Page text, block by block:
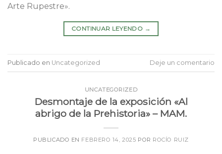
Arte Rupestre».
CONTINUAR LEYENDO →
Publicado en Uncategorized Deje un comentario
UNCATEGORIZED
Desmontaje de la exposición «Al
abrigo de la Prehistoria» – MAM.
PUBLICADO EN FEBRERO 14, 2025 POR ROCÍO RUIZ